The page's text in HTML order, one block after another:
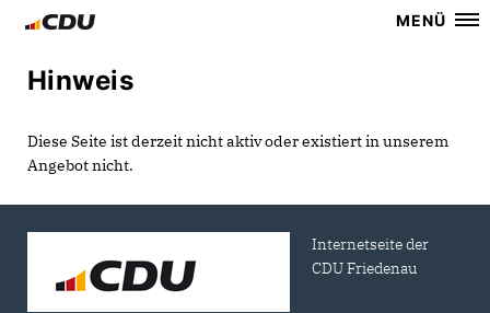
MENÜ
Hinweis
Diese Seite ist derzeit nicht aktiv oder existiert in unserem
Angebot nicht.
Internetseite der
CDU Friedenau